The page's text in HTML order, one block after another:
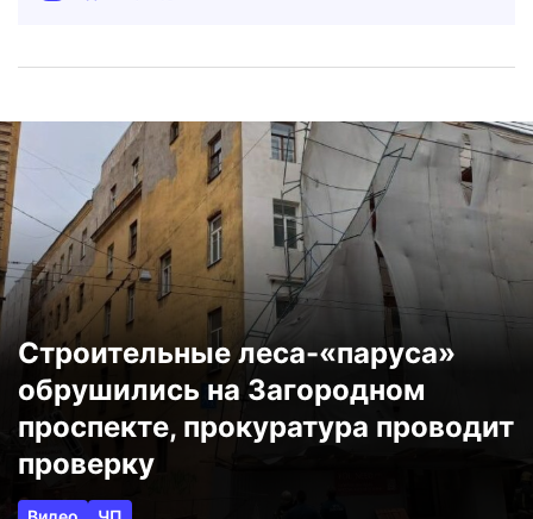
Строительные леса-«паруса»
обрушились на Загородном
проспекте, прокуратура проводит
проверку